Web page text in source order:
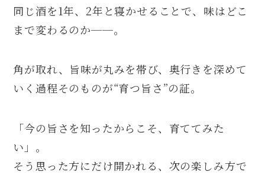
同じ酒を1年、2年と寝かせることで、味はどこ
まで変わるのか──。
角が取れ、旨味が丸みを帯び、奥行きを深めて
いく過程そのものが“育つ旨さ”の証。
「今の旨さを知ったからこそ、育ててみた
い」。
そう思った方にだけ開かれる、次の楽しみ方で